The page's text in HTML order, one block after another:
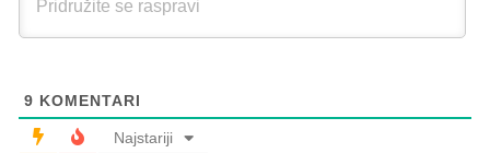
9 KOMENTARI
Najstariji